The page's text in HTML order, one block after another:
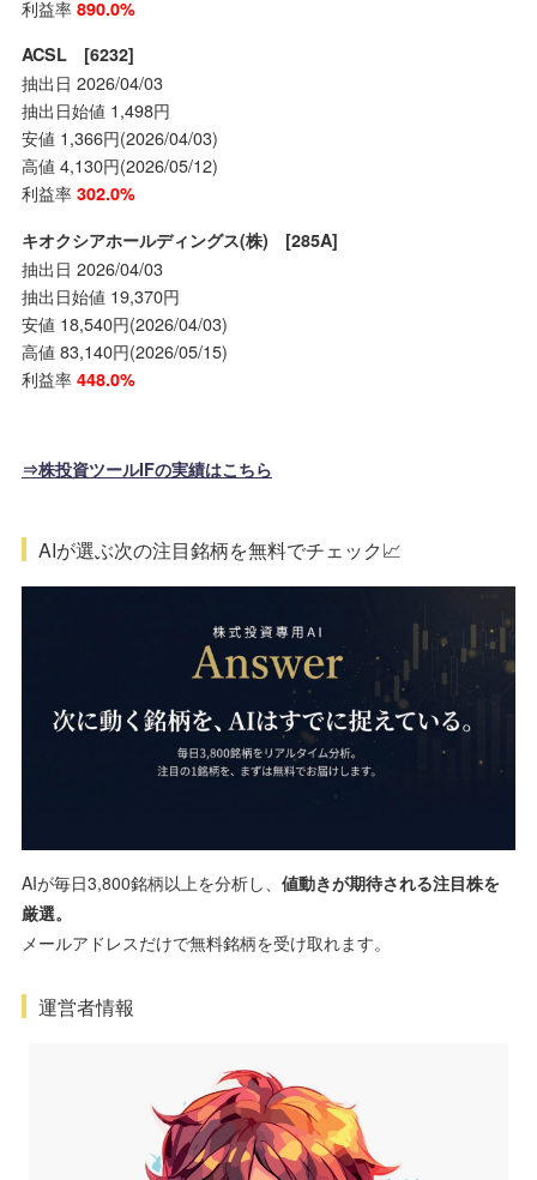
利益率 890.0%
ACSL [6232]
抽出日 2026/04/03
抽出日始値 1,498円
安値 1,366円(2026/04/03)
高値 4,130円(2026/05/12)
利益率 302.0%
キオクシアホールディングス(株) [285A]
抽出日 2026/04/03
抽出日始値 19,370円
安値 18,540円(2026/04/03)
高値 83,140円(2026/05/15)
利益率 448.0%
⇒株投資ツールIFの実績はこちら
AIが選ぶ次の注目銘柄を無料でチェック📈
AIが毎日3,800銘柄以上を分析し、 値動きが期待される注目株を
厳選。
メールアドレスだけで無料銘柄を受け取れます。
運営者情報